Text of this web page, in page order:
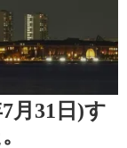
月31日)す